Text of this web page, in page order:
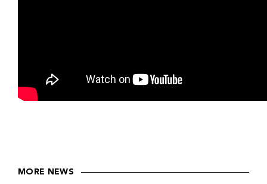
MORE NEWS